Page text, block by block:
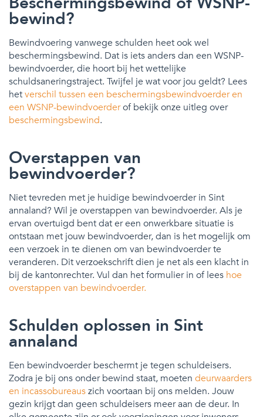
bewind?
Bewindvoering vanwege schulden heet ook wel
beschermingsbewind. Dat is iets anders dan een WSNP-
bewindvoerder, die hoort bij het wettelijke
schuldsaneringstraject. Twijfel je wat voor jou geldt? Lees
hetverschil tussen een beschermingsbewindvoerder en
een WSNP-bewindvoerderof bekijk onze uitleg over
beschermingsbewind.
Overstappen van
bewindvoerder?
Niet tevreden met je huidige bewindvoerder in Sint
annaland? Wil je overstappen van bewindvoerder. Als je
ervan overtuigd bent dat er een onwerkbare situatie is
ontstaan met jouw bewindvoerder, dan is het mogelijk om
een verzoek in te dienen om van bewindvoerder te
veranderen. Dit verzoekschrift dien je net als een klacht in
bij de kantonrechter. Vul dan het formulier in of lees hoe
overstappen van bewindvoerder.
Schulden oplossen in Sint
annaland
Een bewindvoerder beschermt je tegen schuldeisers.
Zodra je bij ons onder bewind staat, moeten deurwaarders
en incassobureauszich voortaan bij ons melden. Jouw
gezin krijgt dan geen schuldeisers meer aan de deur. In